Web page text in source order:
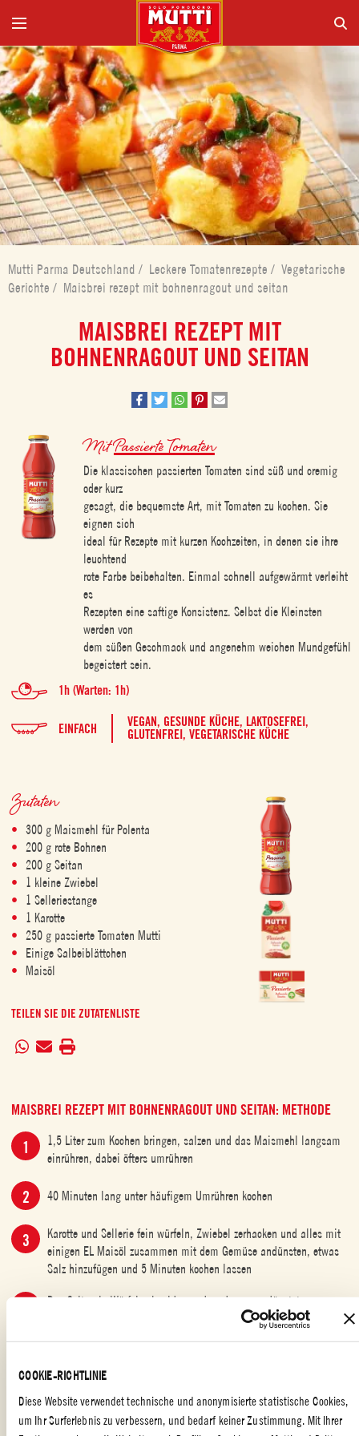
COOKIE-RICHTLINIE
Diese Website verwendet technische und anonymisierte statistische Cookies,
um Ihr Surferlebnis zu verbessern, und bedarf keiner Zustimmung. Mit Ihrer
Mutti Parma Deutschland / Leckere Tomatenrezepte / Vegetarische
Gerichte / Maisbrei rezept mit bohnenragout und seitan
MAISBREI REZEPT MIT
BOHNENRAGOUT UND SEITAN
MitPassierte Tomaten
Die klassischen passierten Tomaten sind süß und cremig
oder kurz
gesagt, die bequemste Art, mit Tomaten zu kochen. Sie
eignen sich
ideal für Rezepte mit kurzen Kochzeiten, in denen sie ihre
leuchtend
rote Farbe beibehalten. Einmal schnell aufgewärmt verleiht
es
Rezepten eine saftige Konsistenz. Selbst die Kleinsten
werden von
dem süßen Geschmack und angenehm weichen Mundgefühl
begeistert sein.
1h (Warten: 1h)
EINFACH VEGAN, GESUNDE KÜCHE, LAKTOSEFREI,
GLUTENFREI, VEGETARISCHE KÜCHE
Zutaten
300 g Maismehl für Polenta
200 g rote Bohnen
200 g Seitan
1 kleine Zwiebel
1 Selleriestange
1 Karotte
250 g passierte Tomaten Mutti
Einige Salbeiblättchen
Maisöl
TEILEN SIE DIE ZUTATENLISTE
MAISBREI REZEPT MIT BOHNENRAGOUT UND SEITAN: METHODE
1,5 Liter zum Kochen bringen, salzen und das Maismehl langsam
einrühren, dabei öfters umrühren
40 Minuten lang unter häufigem Umrühren kochen
Karotte und Sellerie fein würfeln, Zwiebel zerhacken und alles mit
einigen EL Maisöl zusammen mit dem Gemüse andünsten, etwas
Salz hinzufügen und 5 Minuten kochen lassen
Den Seitan in Würfel schneiden und zu dem angedünsteten
Gemüse geben, passierte Tomaten zugeben und weitere 10 Minuten
Die Salbeiblätter frittieren, die Polenta mit dem Seitanragout und